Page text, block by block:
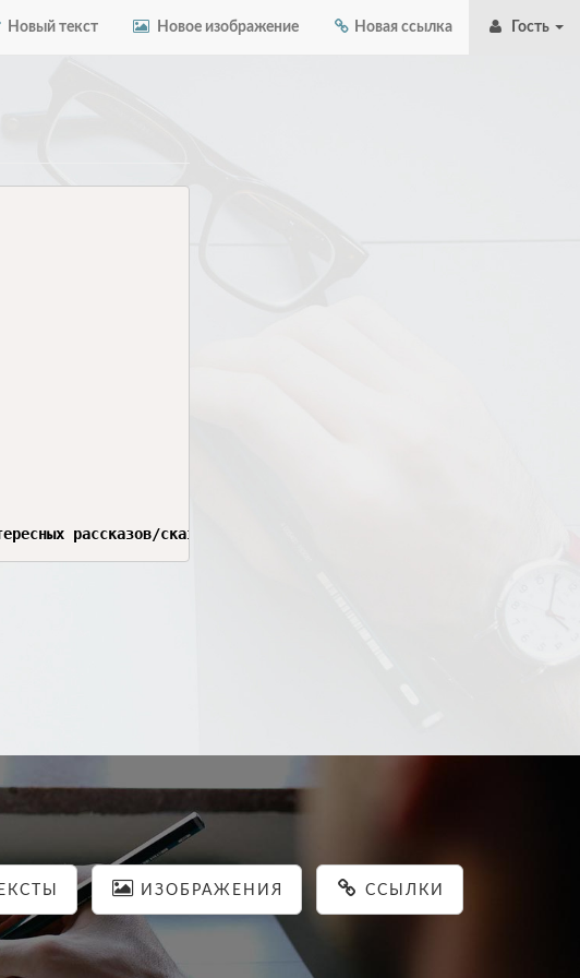
Новый текст Новое изображение Новая ссылка Гость
рассказов/сказок
ИЗОБРАЖЕНИЯ ССЫЛКИ